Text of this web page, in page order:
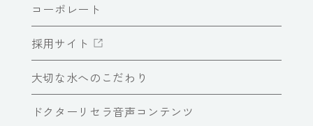
コーポレート
採用サイト
大切な水へのこだわり
ドクターリセラ音声コンテンツ